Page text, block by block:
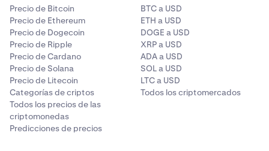
Precio de Bitcoin
Precio de Ethereum
Precio de Dogecoin
Precio de Ripple
Precio de Cardano
Precio de Solana
Precio de Litecoin
Categorías de criptos
Todos los precios de las
criptomonedas
Predicciones de precios
BTC a USD
ETH a USD
DOGE a USD
XRP a USD
ADA a USD
SOL a USD
LTC a USD
Todos los criptomercados